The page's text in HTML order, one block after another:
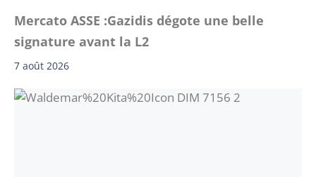
Mercato ASSE :Gazidis dégote une belle
signature avant la L2
7 août 2026